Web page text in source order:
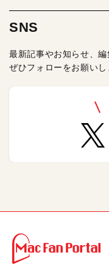
SNS
最新記事やお知らせ、
ぜひフォローをお願いし